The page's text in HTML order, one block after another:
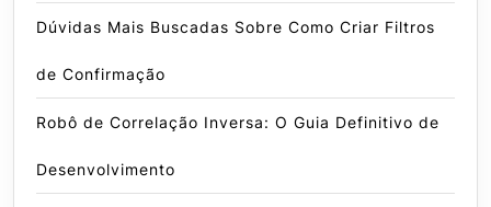
Dúvidas Mais Buscadas Sobre Como Criar Filtros
de Confirmação
Robô de Correlação Inversa: O Guia Definitivo de
Desenvolvimento